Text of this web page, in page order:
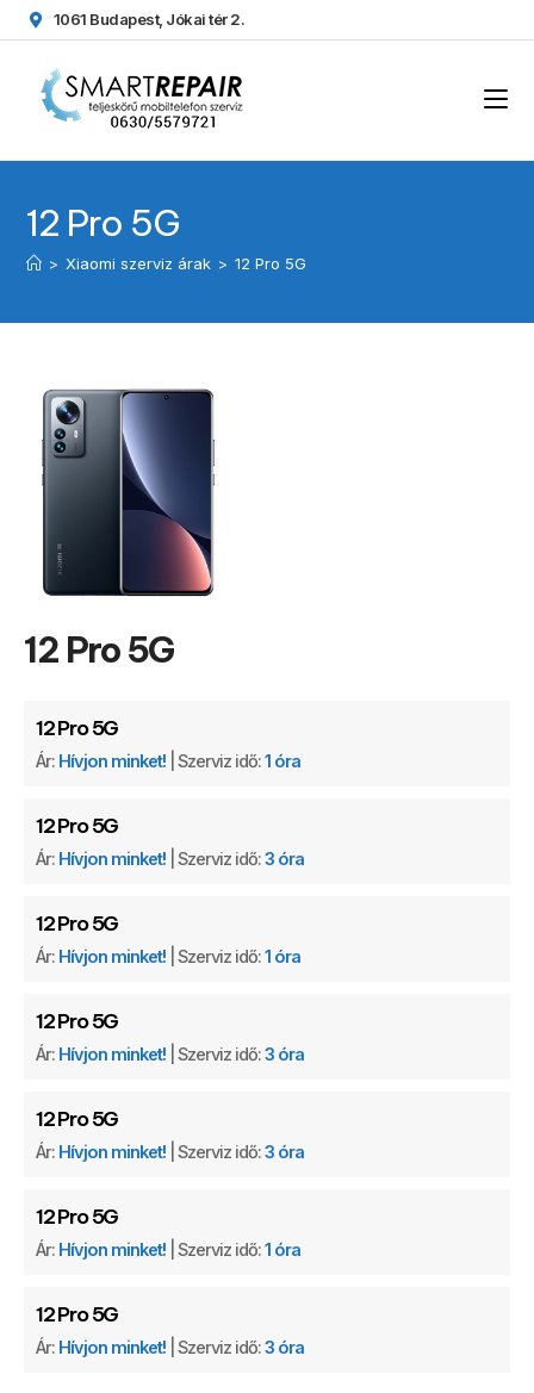
1061 Budapest, Jókai tér 2.
12 Pro 5G
> Xiaomi szerviz árak > 12 Pro 5G
12 Pro 5G
12 Pro 5G
Ár: Hívjon minket! | Szerviz idő:1 óra
12 Pro 5G
Ár: Hívjon minket! | Szerviz idő:3 óra
12 Pro 5G
Ár: Hívjon minket! | Szerviz idő:1 óra
12 Pro 5G
Ár: Hívjon minket! | Szerviz idő:3 óra
12 Pro 5G
Ár: Hívjon minket! | Szerviz idő:3 óra
12 Pro 5G
Ár: Hívjon minket! | Szerviz idő:1 óra
12 Pro 5G
Ár: Hívjon minket! | Szerviz idő:3 óra